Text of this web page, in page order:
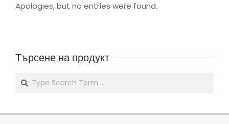
Apologies, but no entries were found.
Търсене на продукт
Search